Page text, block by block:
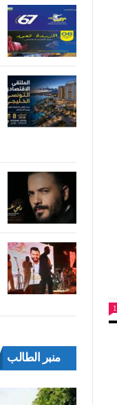
1
منبر الطالب